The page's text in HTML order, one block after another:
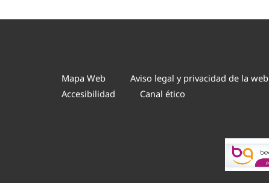
Mapa Web Aviso legal y privacidad de la web
Accesibilidad
Canal ético